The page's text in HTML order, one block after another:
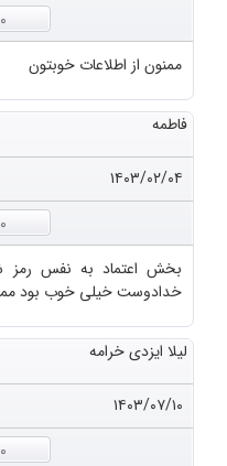
0
ممنون از اطلاعات خوبتون
فاطمه
۱۴۰۳/۰۲/۰۴
0
بخش اعتماد به نفس رمز
خدادوست خیلی خوب بود
لیلا ایزدی خرامه
۱۴۰۳/۰۷/۱۰
0